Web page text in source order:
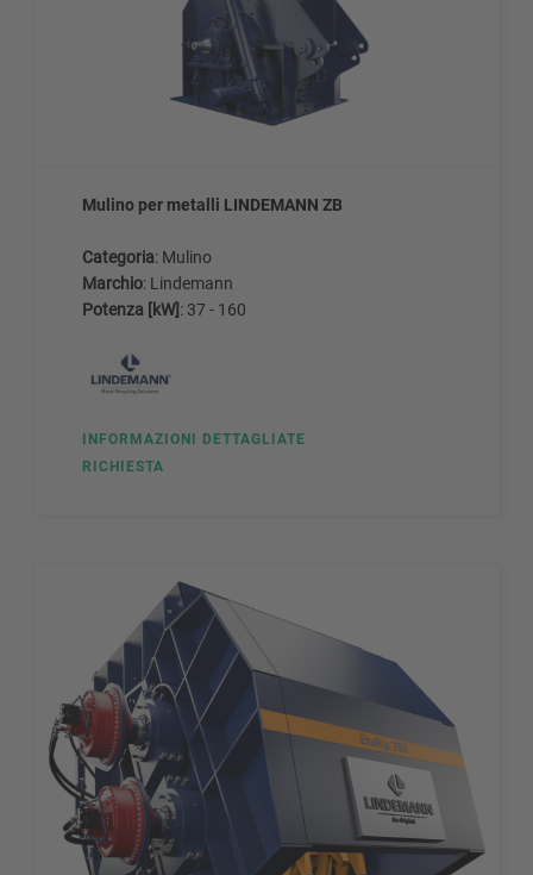
Mulino per metalli LINDEMANN ZB
Categoria: Mulino
Marchio: Lindemann
Potenza [kW]: 37 - 160
INFORMAZIONI DETTAGLIATE
RICHIESTA